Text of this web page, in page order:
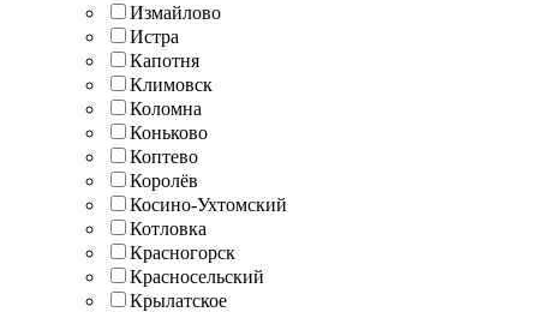
Измайлово
Истра
Капотня
Климовск
Коломна
Коньково
Коптево
Королёв
Косино-Ухтомский
Котловка
Красногорск
Красносельский
Крылатское